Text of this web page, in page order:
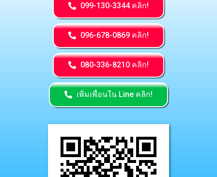
099-130-3344 คลิก!
096-678-0869 คลิก!
080-336-8210 คลิก!
เพิ่มเพื่อนใน Line คลิก!